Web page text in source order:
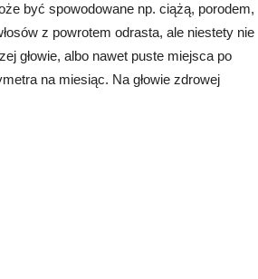
być spowodowane np. ciążą, porodem,
z powrotem odrasta, ale niestety nie
głowie, albo nawet puste miejsca po
na miesiąc. Na głowie zdrowej